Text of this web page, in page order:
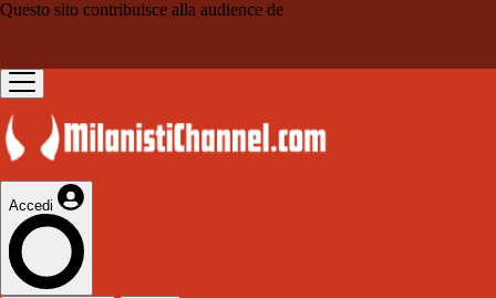
Questo sito contribuisce alla audience de
Accedi